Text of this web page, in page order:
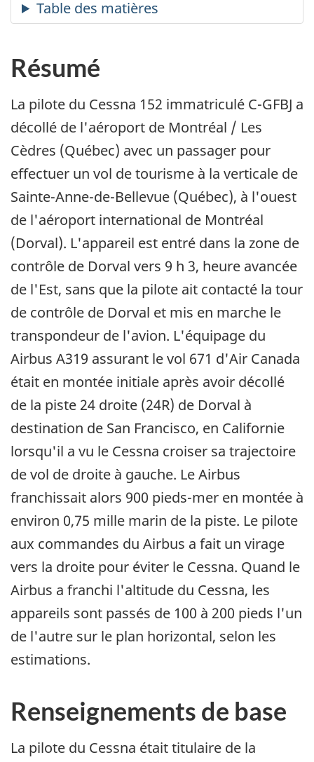
Résumé
La pilote du Cessna 152 immatriculé C-GFBJ a
décollé de l'aéroport de Montréal / Les
Cèdres (Québec) avec un passager pour
effectuer un vol de tourisme à la verticale de
Sainte-Anne-de-Bellevue (Québec), à l'ouest
de l'aéroport international de Montréal
(Dorval). L'appareil est entré dans la zone de
contrôle de Dorval vers 9 h 3, heure avancée
de l'Est, sans que la pilote ait contacté la tour
de contrôle de Dorval et mis en marche le
transpondeur de l'avion. L'équipage du
Airbus A319 assurant le vol 671 d'Air Canada
était en montée initiale après avoir décollé
de la piste 24 droite (24R) de Dorval à
destination de San Francisco, en Californie
lorsqu'il a vu le Cessna croiser sa trajectoire
de vol de droite à gauche. Le Airbus
franchissait alors 900 pieds-mer en montée à
environ 0,75 mille marin de la piste. Le pilote
aux commandes du Airbus a fait un virage
vers la droite pour éviter le Cessna. Quand le
Airbus a franchi l'altitude du Cessna, les
appareils sont passés de 100 à 200 pieds l'un
de l'autre sur le plan horizontal, selon les
estimations.
Renseignements de base
La pilote du Cessna était titulaire de la